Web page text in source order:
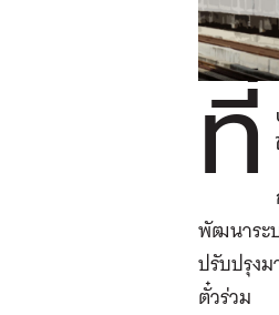
ที่
พัฒนาระ
ปรับปรุง
ตั๋วร่วม